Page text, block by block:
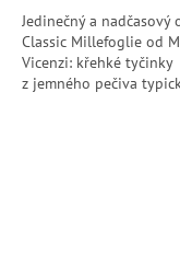
Jedinečný a nadčasový
Classic Millefoglie od
Vicenzi: křehké tyčinky
z jemného pečiva